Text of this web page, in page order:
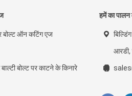
बोल्ट ऑन कटिंग एज
बोल्ट पर काटने के किनारे
हमें का
आरडी,